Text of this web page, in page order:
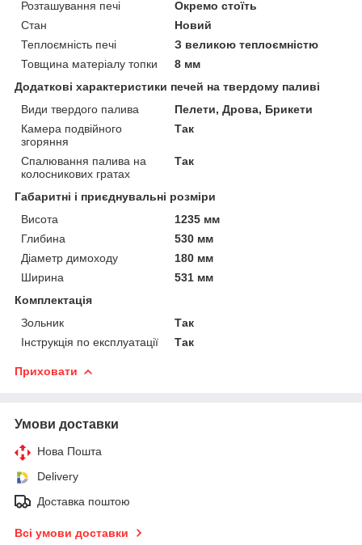
Розташування печі
Окремо стоїть
Стан
Новий
Теплоємність печі
З великою теплоємністю
Товщина матеріалу топки
8 мм
Додаткові характеристики печей на твердому паливі
Види твердого палива
Пелети, Дрова, Брикети
Камера подвійного
згоряння
Так
Спалювання палива на
колосникових гратах
Так
Габаритні і приєднувальні розміри
Висота
1235 мм
Глибина
530 мм
Діаметр димоходу
180 мм
Ширина
531 мм
Комплектація
Зольник
Так
Інструкція по експлуатації
Так
Приховати
Умови доставки
Нова Пошта
Delivery
Доставка поштою
Всі умови доставки